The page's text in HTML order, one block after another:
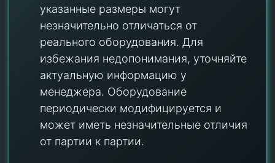
указанные размеры могут
незначительно отличаться от
реального оборудования. Для
избежания недопонимания, уточняйте
актуальную информацию у
менеджера. Оборудование
периодически модифицируется и
может иметь незначительные отличия
от партии к партии.